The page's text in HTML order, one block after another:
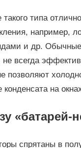
типа
например,
и др.
всегда
позволяют
на
«батарей-
спрятаны в